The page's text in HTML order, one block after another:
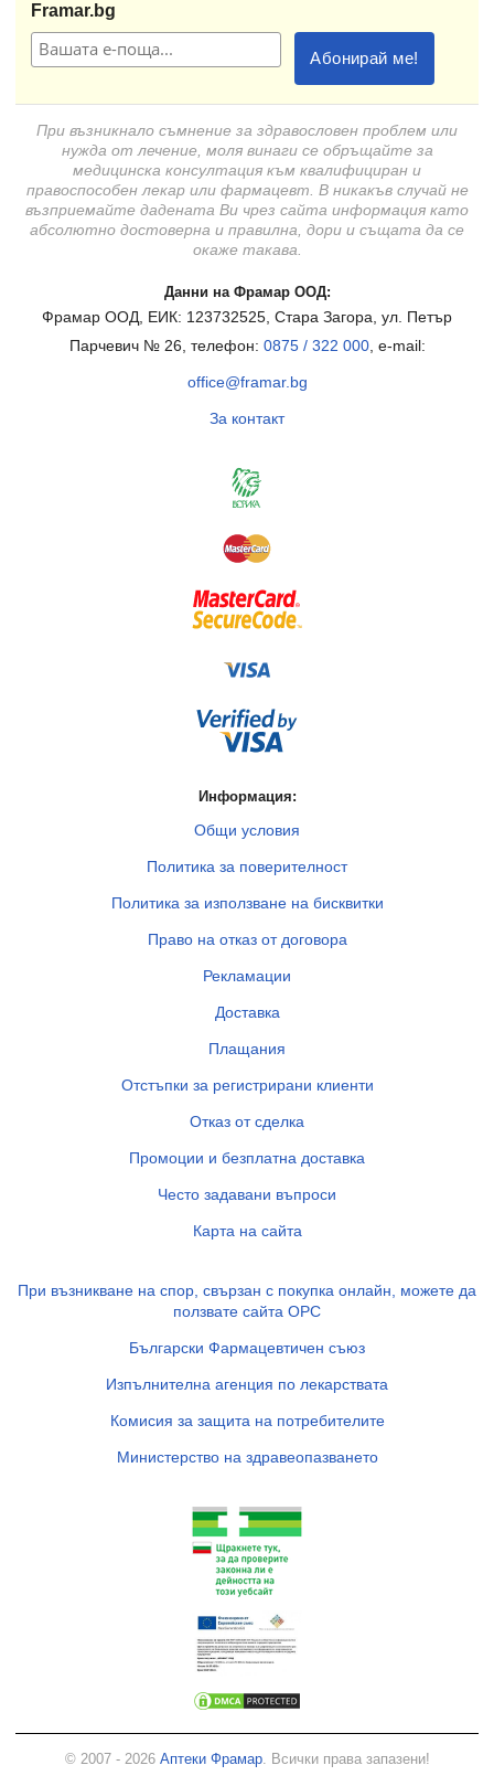
Framar.bg
При възникнало съмнение за здравословен проблем или
нужда от лечение, моля винаги се обръщайте за
медицинска консултация към квалифициран и
правоспособен лекар или фармацевт. В никакъв случай не
възприемайте дадената Ви чрез сайта информация като
абсолютно достоверна и правилна, дори и същата да се
окаже такава.
Данни на Фрамар ООД:
Фрамар ООД, ЕИК: 123732525, Стара Загора, ул. Петър
Парчевич № 26, телефон: 0875 / 322 000, e-mail:
office@framar.bg
За контакт
Информация:
Общи условия
Политика за поверителност
Политика за използване на бисквитки
Право на отказ от договора
Рекламации
Доставка
Плащания
Отстъпки за регистрирани клиенти
Отказ от сделка
Промоции и безплатна доставка
Често задавани въпроси
Карта на сайта
При възникване на спор, свързан с покупка онлайн, можете да
ползвате сайта ОРС
Български Фармацевтичен съюз
Изпълнителна агенция по лекарствата
Комисия за защита на потребителите
Министерство на здравеопазването
© 2007 - 2026 Аптеки Фрамар. Всички права запазени!